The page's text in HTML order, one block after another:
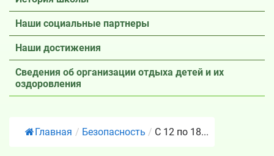
Наши социальные партнеры
Наши достижения
Сведения об организации отдыха детей и их
оздоровления
Главная / Безопасность / С 12 по 18...